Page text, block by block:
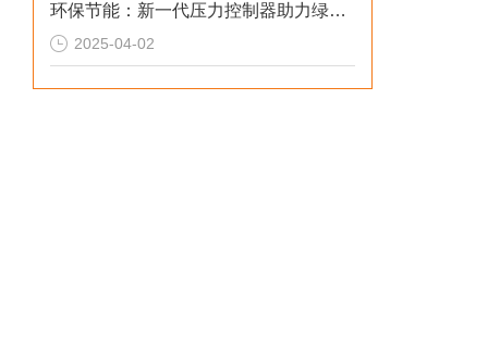
环保节能：新一代压力控制器助力绿色制造
2025-04-02